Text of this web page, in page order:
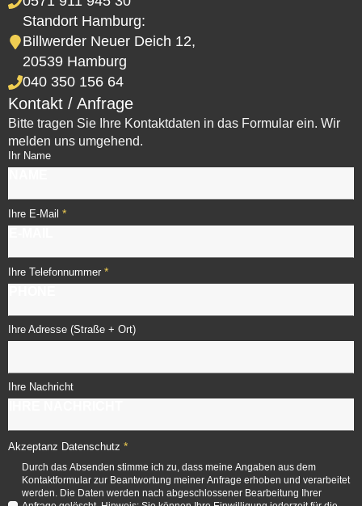
Standort Hamburg:
Billwerder Neuer Deich 12,
20539 Hamburg
040 350 156 64
Kontakt / Anfrage
Bitte tragen Sie Ihre Kontaktdaten in das Formular ein. Wir
melden uns umgehend.
Ihr Name
Ihre E-Mail *
Ihre Telefonnummer *
Ihre Adresse (Straße + Ort)
Ihre Nachricht
Akzeptanz Datenschutz *
Durch das Absenden stimme ich zu, dass meine Angaben aus dem
Kontaktformular zur Beantwortung meiner Anfrage erhoben und verarbeitet
werden. Die Daten werden nach abgeschlossener Bearbeitung Ihrer